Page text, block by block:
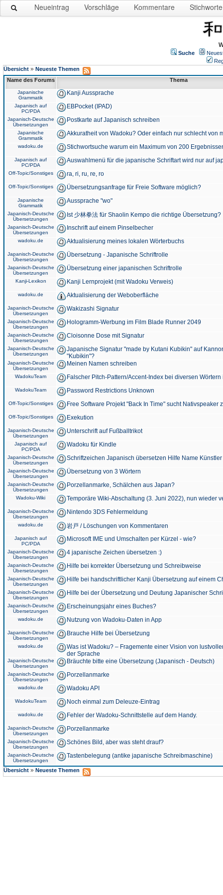
Neueintrag Vorschläge Kommentare Stichworte
Suche
Übersicht » Neueste Themen
Name des Forums
Thema
Japanische
Grammatik
Kanji Aussprache
Japanisch auf
PC/PDA
EBPocket (IPAD)
Japanisch-Deutsche
Übersetzungen
Postkarte auf Japanisch schreiben
Japanische
Grammatik
Akkuratheit von Wadoku? Oder einfach nur schlecht von
wadoku.de Stichwortsuche warum ein Maximum von 200
Japanisch auf
PC/PDA
Auswahlmenü für die japanische Schriftart wird nur auf
Off-Topic/Sonstiges ra, ri, ru, re, ro
Off-Topic/Sonstiges Übersetzungsanfrage für Freie Software möglich?
Japanische
Grammatik
Aussprache "wo"
Japanisch-Deutsche
Übersetzungen
Ist 少林拳法 für Shaolin Kempo die richtige Übersetzung?
Japanisch-Deutsche
Übersetzungen
Inschrift auf einem Pinselbecher
wadoku.de Aktualisierung meines lokalen Wörterbuchs
Japanisch-Deutsche
Übersetzungen
Übersetzung - Japanische Schriftrolle
Japanisch-Deutsche
Übersetzungen
Übersetzung einer japanischen Schriftrolle
Kanji-Lexikon Kanji Lernprojekt (mit Wadoku Verweis)
wadoku.de Aktualisierung der Weboberfläche
Japanisch-Deutsche
Übersetzungen
Wakizashi Signatur
Japanisch-Deutsche
Übersetzungen
Hologramm-Werbung im Film Blade Runner 2049
Japanisch-Deutsche
Übersetzungen
Cloisonne Dose mit Signatur
Japanisch-Deutsche
Übersetzungen
Japanische Signatur "made by Kutani Kubikin" auf
"Kubikin"?
Japanisch-Deutsche
Übersetzungen
Meinen Namen schreiben
WadokuTeam Falscher Pitch-Pattern/Accent-Index bei diversen
WadokuTeam Password Restrictions Unknown
Off-Topic/Sonstiges Free Software Projekt "Back In Time" sucht Nativspeaker
Off-Topic/Sonstiges Exekution
Japanisch-Deutsche
Übersetzungen
Unterschrift auf Fußballtrikot
Japanisch auf
PC/PDA
Wadoku für Kindle
Japanisch-Deutsche
Übersetzungen
Schriftzeichen Japanisch übersetzen Hilfe Name
Japanisch-Deutsche
Übersetzungen
Übersetzung von 3 Wörtern
Japanisch-Deutsche
Übersetzungen
Porzellanmarke, Schälchen aus Japan?
Wadoku-Wiki Temporäre Wiki-Abschaltung (3. Juni 2022), nun wieder
Japanisch-Deutsche
Übersetzungen
Nintendo 3DS Fehlermeldung
wadoku.de 岩戸 / Löschungen von Kommentaren
Japanisch auf
PC/PDA
Microsoft IME und Umschalten per Kürzel - wie?
Japanisch-Deutsche
Übersetzungen
4 japanische Zeichen übersetzen :)
Japanisch-Deutsche
Übersetzungen
Hilfe bei korrekter Übersetzung und Schreibweise
Japanisch-Deutsche
Übersetzungen
Hilfe bei handschriftlicher Kanji Übersetzung auf einem
Japanisch-Deutsche
Übersetzungen
Hilfe bei der Übersetzung und Deutung Japanischer
Japanisch-Deutsche
Übersetzungen
Erscheinungsjahr eines Buches?
wadoku.de Nutzung von Wadoku-Daten in App
Japanisch-Deutsche
Übersetzungen
Brauche Hilfe bei Übersetzung
wadoku.de
Was ist Wadoku? – Fragemente einer Vision von
der Sprache
Japanisch-Deutsche
Übersetzungen
Bräuchte bitte eine Übersetzung (Japanisch - Deutsch)
Japanisch-Deutsche
Übersetzungen
Porzellanmarke
wadoku.de Wadoku API
WadokuTeam Noch einmal zum Deleuze-Eintrag
wadoku.de Fehler der Wadoku-Schnittstelle auf dem Handy.
Japanisch-Deutsche
Übersetzungen
Porzellanmarke
Japanisch-Deutsche
Übersetzungen
Schönes Bild, aber was steht drauf?
Japanisch-Deutsche
Übersetzungen
Tastenbelegung (antike japanische Schreibmaschine)
Übersicht » Neueste Themen